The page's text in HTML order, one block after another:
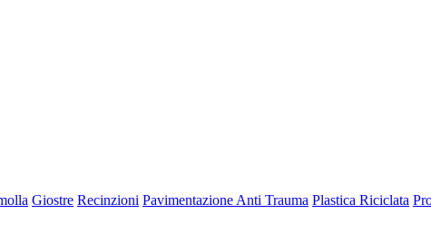
Giostre Recinzioni Pavimentazione Anti Trauma Plastica Riciclata